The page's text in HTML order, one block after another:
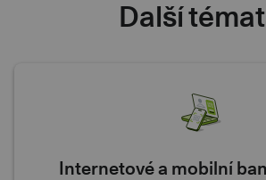
Další
Internetové a mobilní